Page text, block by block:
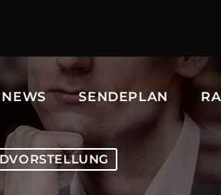
NEWS SENDEPLAN